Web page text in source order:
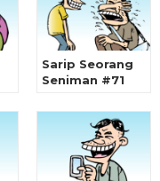
Sarip Seorang
Seniman #71